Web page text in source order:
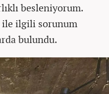
besleniyorum.
ile ilgili sorunum
bulundu.